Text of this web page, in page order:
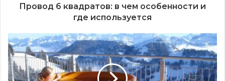
Провод 6 квадратов: в чем особенности и
где используется